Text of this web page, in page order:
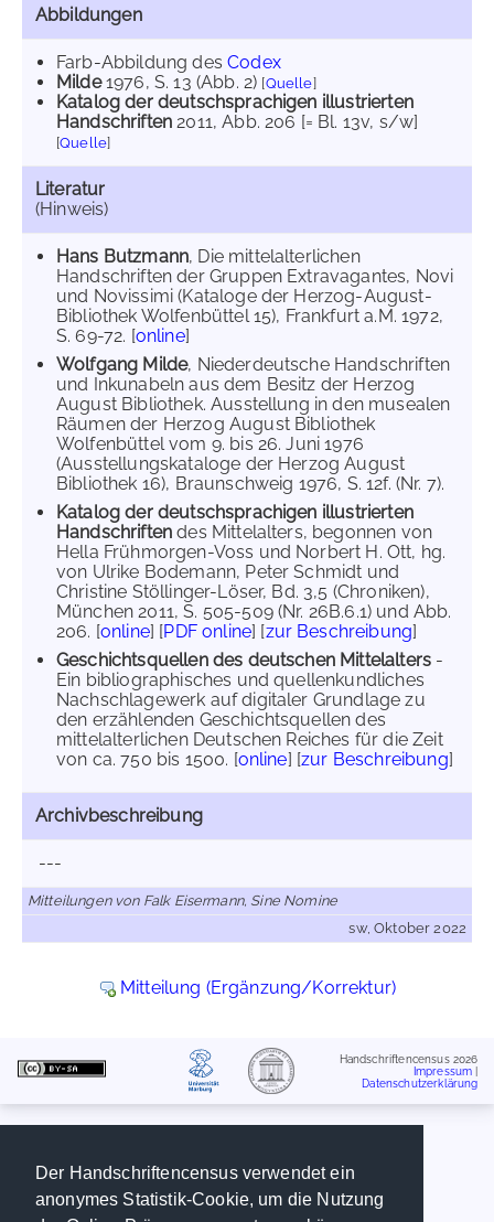
Der Handschriftencensus verwendet ein
anonymes Statistik-Cookie, um die Nutzung
Abbildungen
Farb-Abbildung desCodex
Milde1976, S. 13 (Abb. 2) [Quelle]
Katalog der deutschsprachigen illustrierten
Handschriften 2011, Abb. 206 [= Bl. 13v, s/w]
[Quelle]
Literatur
(Hinweis)
Hans Butzmann, Die mittelalterlichen
Handschriften der Gruppen Extravagantes, Novi
und Novissimi (Kataloge der Herzog-August-
Bibliothek Wolfenbüttel 15), Frankfurt a.M. 1972,
S. 69-72. [online]
Wolfgang Milde, Niederdeutsche Handschriften
und Inkunabeln aus dem Besitz der Herzog
August Bibliothek. Ausstellung in den musealen
Räumen der Herzog August Bibliothek
Wolfenbüttel vom 9. bis 26. Juni 1976
(Ausstellungskataloge der Herzog August
Bibliothek 16), Braunschweig 1976, S. 12f. (Nr. 7).
Katalog der deutschsprachigen illustrierten
Handschriften des Mittelalters, begonnen von
Hella Frühmorgen-Voss und Norbert H. Ott, hg.
von Ulrike Bodemann, Peter Schmidt und
Christine Stöllinger-Löser, Bd. 3,5 (Chroniken),
München 2011, S. 505-509 (Nr. 26B.6.1) und Abb.
206. [online] [PDF online] [zur Beschreibung]
Geschichtsquellen des deutschen Mittelalters -
Ein bibliographisches und quellenkundliches
Nachschlagewerk auf digitaler Grundlage zu
den erzählenden Geschichtsquellen des
mittelalterlichen Deutschen Reiches für die Zeit
von ca. 750 bis 1500. [online] [zur Beschreibung]
Archivbeschreibung
---
Mitteilungen von Falk Eisermann, Sine Nomine
sw, Oktober 2022
Mitteilung (Ergänzung/Korrektur)
Handschriftencensus 2026
Impressum
Datenschutzerklärung